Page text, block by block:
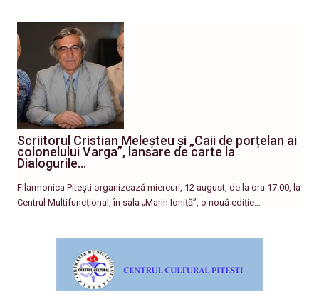
Scriitorul Cristian Meleșteu și „Caii de porțelan ai
colonelului Varga”, lansare de carte la
Dialogurile…
Filarmonica Pitești organizează miercuri, 12 august, de la ora 17.00, la
Centrul Multifuncțional, în sala „Marin Ioniță”, o nouă ediție…